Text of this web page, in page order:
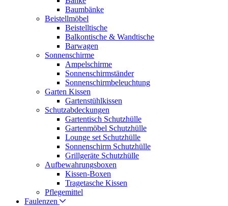
Baumbänke
Beistellmöbel
Beistelltische
Balkontische & Wandtische
Barwagen
Sonnenschirme
Ampelschirme
Sonnenschirmständer
Sonnenschirmbeleuchtung
Garten Kissen
Gartenstühlkissen
Schutzabdeckungen
Gartentisch Schutzhülle
Gartenmöbel Schutzhülle
Lounge set Schutzhülle
Sonnenschirm Schutzhülle
Grillgeräte Schutzhülle
Aufbewahrungsboxen
Kissen-Boxen
Tragetasche Kissen
Pflegemittel
Faulenzen